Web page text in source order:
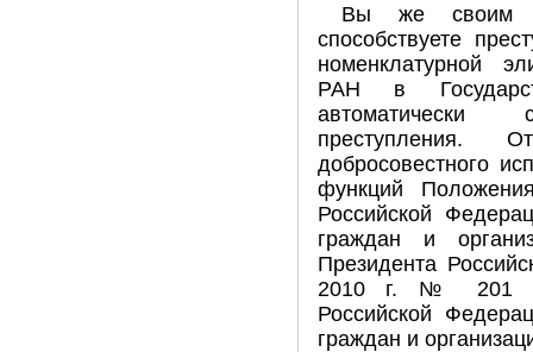
Вы же своим
способствуете
номенклатурной
РАН в
автоматически
добросовестного
функций
Российской
граждан и
Президента
2010 г. № 201
Российской
граждан и